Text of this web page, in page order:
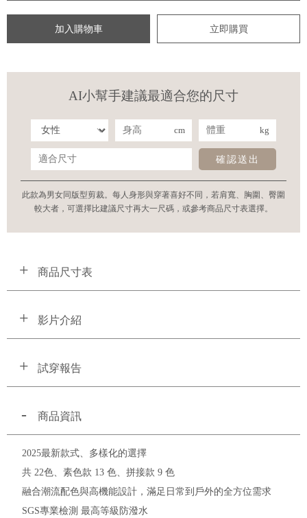
加入購物車 立即購買
AI小幫手建議最適合您的尺寸
cm kg
確認送出
此款為男女同版型剪裁。每人身形與穿著喜好不同，若肩寬、胸圍、臀圍
較大者，可選擇比建議尺寸再大一尺碼，或參考商品尺寸表選擇。
商品尺寸表
影片介紹
試穿報告
商品資訊
2025最新款式、多樣化的選擇
共 22色、素色款 13 色、拼接款 9 色
融合潮流配色與高機能設計，滿足日常到戶外的全方位需求
SGS專業檢測 最高等級防潑水